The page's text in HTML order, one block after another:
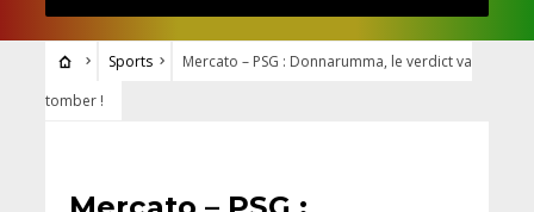
Sports
Mercato – PSG : Donnarumma, le verdict va
tomber !